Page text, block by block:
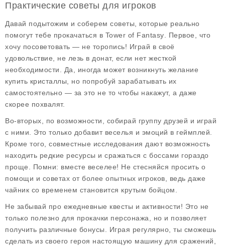
Практические советы для игроков
Давай подытожим и соберем советы, которые реально
помогут тебе прокачаться в Tower of Fantasy . Первое, что
хочу посоветовать — не торопись! Играй в своё
удовольствие, не лезь в донат, если нет жесткой
необходимости. Да, иногда может возникнуть желание
купить кристаллы, но попробуй зарабатывать их
самостоятельно — за это не то чтобы накажут, а даже
скорее похвалят.
Во-вторых, по возможности, собирай группу друзей и играй
с ними. Это только добавит веселья и эмоций в геймплей.
Кроме того, совместные исследования дают возможность
находить редкие ресурсы и сражаться с боссами гораздо
проще. Помни: вместе веселее! Не стесняйся просить о
помощи и советах от более опытных игроков, ведь даже
чайник со временем становится крутым бойцом.
Не забывай про ежедневные квесты и активности! Это не
только полезно для прокачки персонажа, но и позволяет
получить различные бонусы. Играя регулярно, ты сможешь
сделать из своего героя настоящую машину для сражений,